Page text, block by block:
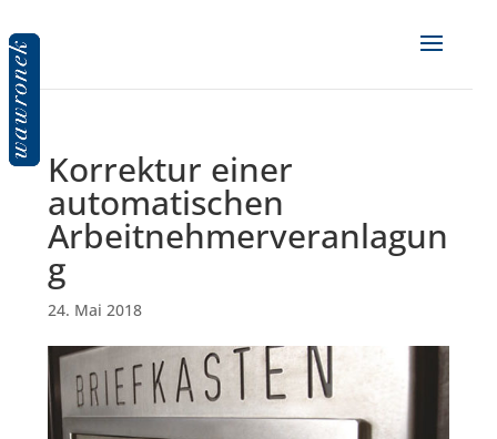
Korrektur einer
automatischen
Arbeitnehmerveranlagun
g
24. Mai 2018